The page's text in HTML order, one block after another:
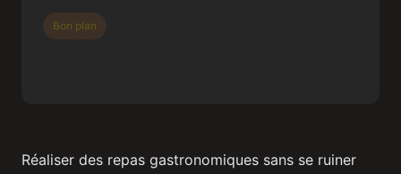
Réaliser des repas gastronomiques sans se ruiner
Bon plan